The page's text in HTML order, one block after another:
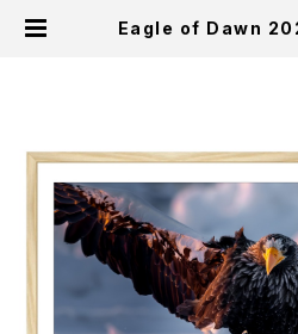
Eagle of Dawn